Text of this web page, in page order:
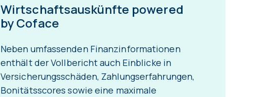
Wirtschaftsauskünfte powered
by Coface
Neben umfassenden Finanzinformationen
enthält der Vollbericht auch Einblicke in
Versicherungsschäden, Zahlungserfahrungen,
Bonitätsscores sowie eine maximale